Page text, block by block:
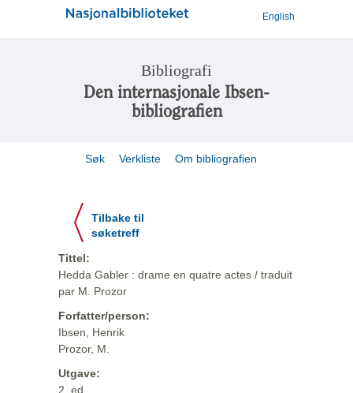
English
Bibliografi
Den internasjonale Ibsen-
bibliografien
Søk Verkliste Om bibliografien
Tilbake til
søketreff
Tittel:
Hedda Gabler : drame en quatre actes / traduit
par M. Prozor
Forfatter/person:
Ibsen, Henrik
Prozor, M.
Utgave:
2. ed.